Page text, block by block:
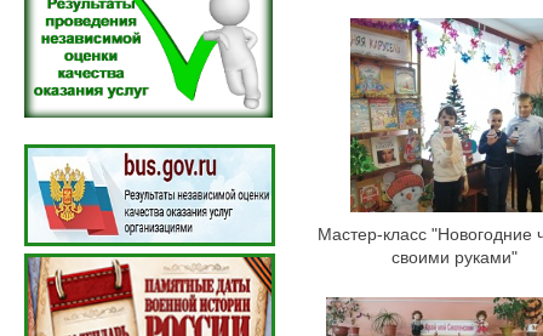
Мастер-класс "Новогодние
своими руками"